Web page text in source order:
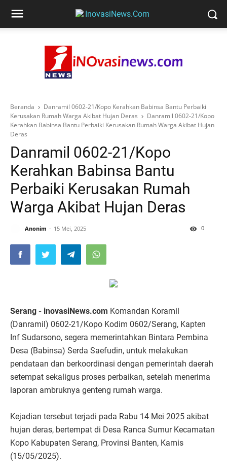
Beranda
Danramil 0602-21/Kopo Kerahkan Babinsa Bantu Perbaiki
Kerusakan Rumah Warga Akibat Hujan Deras
Danramil 0602-21/Kopo
Kerahkan Babinsa Bantu Perbaiki Kerusakan Rumah Warga Akibat Hujan
Deras
Danramil 0602-21/Kopo
Kerahkan Babinsa Bantu
Perbaiki Kerusakan Rumah
Warga Akibat Hujan Deras
Anonim 15 Mei, 2025 0
Serang - inovasiNews.com Komandan Koramil
(Danramil) 0602-21/Kopo Kodim 0602/Serang, Kapten
Inf Sudarsono, segera memerintahkan Bintara Pembina
Desa (Babinsa) Serda Saefudin, untuk melakukan
pendataan dan berkoordinasi dengan pemerintah daerah
setempat sekaligus proses perbaikan, setelah menerima
laporan ambruknya genteng rumah warga.
Kejadian tersebut terjadi pada Rabu 14 Mei 2025 akibat
hujan deras, bertempat di Desa Ranca Sumur Kecamatan
Kopo Kabupaten Serang, Provinsi Banten, Kamis
(15/05/2025).